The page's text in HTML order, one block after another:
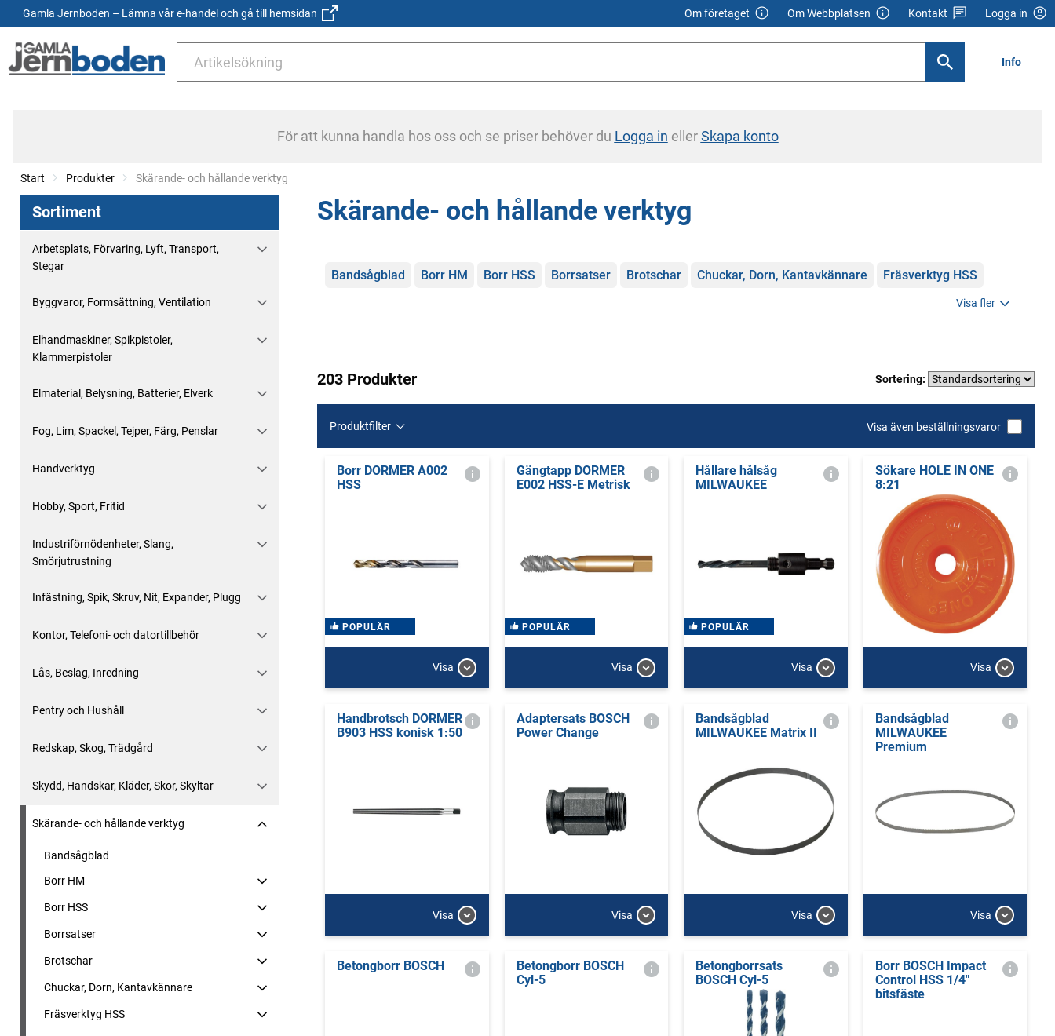
Gamla Jernboden – Lämna vår e-handel och gå till hemsidan Om företaget Om Webbplatsen Kontakt Logga in
Info
För att kunna handla hos oss och se priser behöver du Logga in ellerSkapa konto
Start Produkter Current:
Skärande- och hållande verktyg
Sortiment
Arbetsplats, Förvaring, Lyft, Transport,
Stegar
Byggvaror, Formsättning, Ventilation
Elhandmaskiner, Spikpistoler,
Klammerpistoler
Elmaterial, Belysning, Batterier, Elverk
Fog, Lim, Spackel, Tejper, Färg, Penslar
Handverktyg
Hobby, Sport, Fritid
Industriförnödenheter, Slang,
Smörjutrustning
Infästning, Spik, Skruv, Nit, Expander, Plugg
Kontor, Telefoni- och datortillbehör
Lås, Beslag, Inredning
Pentry och Hushåll
Redskap, Skog, Trädgård
Skydd, Handskar, Kläder, Skor, Skyltar
Skärande- och hållande verktyg
Bandsågblad
Borr HM
Borr HSS
Borrsatser
Brotschar
Chuckar, Dorn, Kantavkännare
Fräsverktyg HSS
Skärande- och hållande verktyg
Kategorier
Bandsågblad Borr HM Borr HSS Borrsatser Brotschar Chuckar, Dorn, Kantavkännare Fräsverktyg HSS
Visa fler
203 Produkter Sortering:
Produktfilter Visa även beställningsvaror
Borr DORMER A002
HSS
POPULÄR
Visa
Gängtapp DORMER
E002 HSS-E Metrisk
POPULÄR
Visa
Hållare hålsåg
MILWAUKEE
POPULÄR
Visa
Sökare HOLE IN ONE
8:21
Visa
Handbrotsch DORMER
B903 HSS konisk 1:50
Visa
Adaptersats BOSCH
Power Change
Visa
Bandsågblad
MILWAUKEE Matrix II
Visa
Bandsågblad
MILWAUKEE
Premium
Visa
Betongborr BOSCH
Betongborr BOSCH
Cyl-5
Betongborrsats
BOSCH Cyl-5
Borr BOSCH Impact
Control HSS 1/4"
bitsfäste